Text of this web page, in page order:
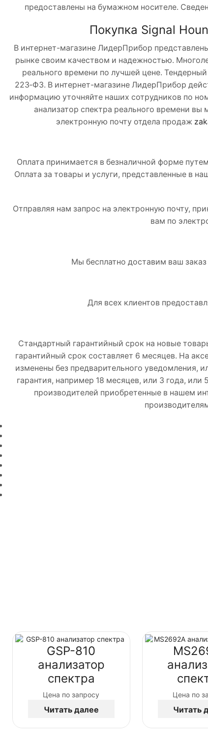
предоставлены на бумажном носителе.
Покупка Signal
В интернет-магазине ЛидерПрибор
рынке своим качеством и надежностью.
реального времени по лучшей цене.
223‑ФЗ. В интернет-магазине ЛидерПрибор
информацию уточняйте наших сотрудников по
анализатор спектра реального времени
электронную почту отдела продаж
Оплата принимается в безналичной форме
Оплата за товары и услуги, представленные в
Отправляя нам запрос на электронную почту,
вам по
Мы бесплатно доставим ваш
Для всех клиентов
Стандартный гарантийный срок на новые
гарантийный срок составляет 6 месяцев. На
изменены без предварительного уведомления,
гарантия, например 18 месяцев, или 3 года,
производителей приобретенные в нашем
GSP-810
анализатор
спектра
Цена по запросу
Читать далее
Цена по
Читать